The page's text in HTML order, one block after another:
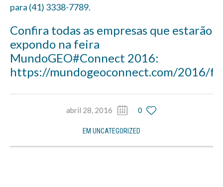
para (41) 3338-7789.
Confira todas as empresas que estarão
expondo na feira
MundoGEO#Connect 2016:
https://mundogeoconnect.com/2016/
abril 28, 2016 0
EM UNCATEGORIZED